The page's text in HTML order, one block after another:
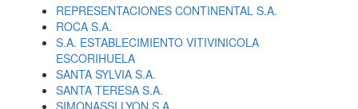
REPRESENTACIONES CONTINENTAL S.A.
ROCA S.A.
S.A. ESTABLECIMIENTO VITIVINICOLA
ESCORIHUELA
SANTA SYLVIA S.A.
SANTA TERESA S.A.
SIMONASSI LYON S.A.